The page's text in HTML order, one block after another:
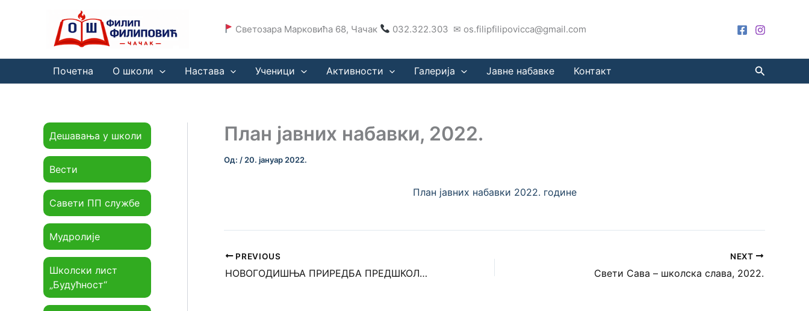
Светозара Марковића 68, Чачак 032.322.303 ✉ os.filipfilipovicca@gmail.com
Почетна О школи Настава Ученици Активности Галерија Јавне набавке Контакт Претрага
Дешавања у школи
Вести
Савети ПП службе
Мудролије
Школски лист
„Будућност“
План јавних набавки, 2022.
Од: / 20. јануар 2022.
План јавних набавки 2022. године
PREVIOUS
НОВОГОДИШЊА ПРИРЕДБА ПРЕДШКОЛАЦА, 2021.
NEXT
Свети Сава – школска слава, 2022.